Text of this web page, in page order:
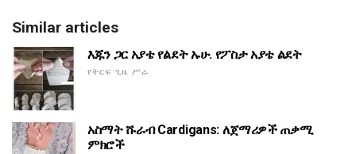
Similar articles
እጁን ጋር አያቴ የልደት ኡሁ. የፖስታ አያቴ ልደት
የትርፍ ጊዜ ሥራ
አስማት ሹራብ Cardigans: ለጀማሪዎች ጠቃሚ
ምክሮች